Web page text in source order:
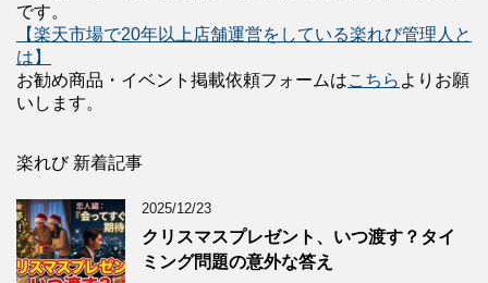
です。
【楽天市場で20年以上店舗運営をしている楽れび管理人と
は】
お勧め商品・イベント掲載依頼フォームはこちら よりお願
いします。
楽れび 新着記事
2025/12/23
クリスマスプレゼント、いつ渡す？タイ
ミング問題の意外な答え